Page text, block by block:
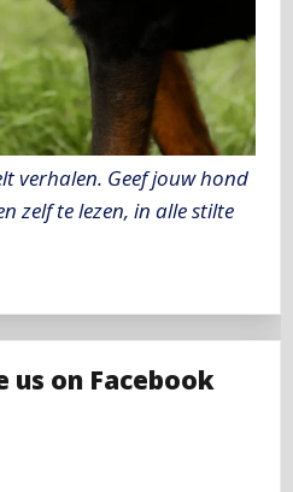
verhalen. Geef jouw hond
zelf te lezen, in alle stilte
us on Facebook